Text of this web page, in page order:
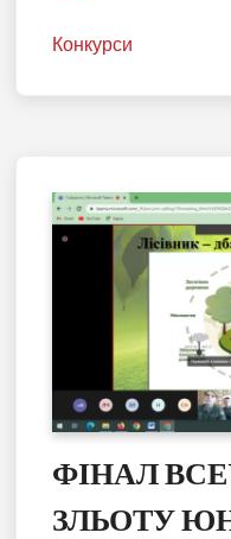
Конкурси
ФІНАЛ
ЗЛЬОТУ